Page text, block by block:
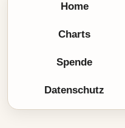
Home
Charts
Spende
Datenschutz